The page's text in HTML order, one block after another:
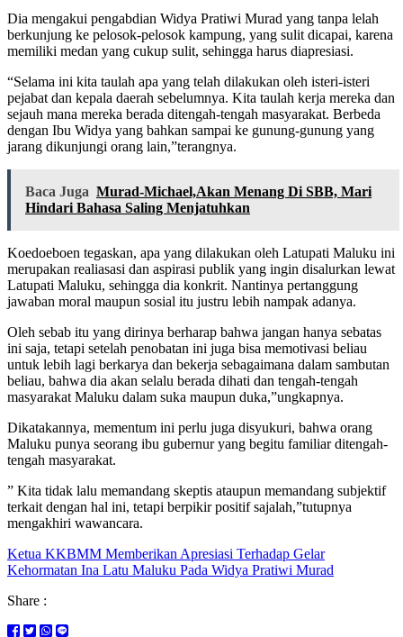
Dia mengakui pengabdian Widya Pratiwi Murad yang tanpa lelah
berkunjung ke pelosok-pelosok kampung, yang sulit dicapai, karena
memiliki medan yang cukup sulit, sehingga harus diapresiasi.
“Selama ini kita taulah apa yang telah dilakukan oleh isteri-isteri
pejabat dan kepala daerah sebelumnya. Kita taulah kerja mereka dan
sejauh mana mereka berada ditengah-tengah masyarakat. Berbeda
dengan Ibu Widya yang bahkan sampai ke gunung-gunung yang
jarang dikunjungi orang lain,”terangnya.
Baca Juga Murad-Michael,Akan Menang Di SBB, Mari
Hindari Bahasa Saling Menjatuhkan
Koedoeboen tegaskan, apa yang dilakukan oleh Latupati Maluku ini
merupakan realiasasi dan aspirasi publik yang ingin disalurkan lewat
Latupati Maluku, sehingga dia konkrit. Nantinya pertanggung
jawaban moral maupun sosial itu justru lebih nampak adanya.
Oleh sebab itu yang dirinya berharap bahwa jangan hanya sebatas
ini saja, tetapi setelah penobatan ini juga bisa memotivasi beliau
untuk lebih lagi berkarya dan bekerja sebagaimana dalam sambutan
beliau, bahwa dia akan selalu berada dihati dan tengah-tengah
masyarakat Maluku dalam suka maupun duka,”ungkapnya.
Dikatakannya, mementum ini perlu juga disyukuri, bahwa orang
Maluku punya seorang ibu gubernur yang begitu familiar ditengah-
tengah masyarakat.
” Kita tidak lalu memandang skeptis ataupun memandang subjektif
terkait dengan hal ini, tetapi berpikir positif sajalah,”tutupnya
mengakhiri wawancara.
Ketua KKBMM Memberikan Apresiasi Terhadap Gelar
Kehormatan Ina Latu Maluku Pada Widya Pratiwi Murad
Share :